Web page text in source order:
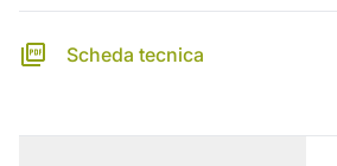
Scheda tecnica